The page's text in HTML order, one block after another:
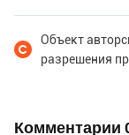
Объект
разрешения
Комментарии